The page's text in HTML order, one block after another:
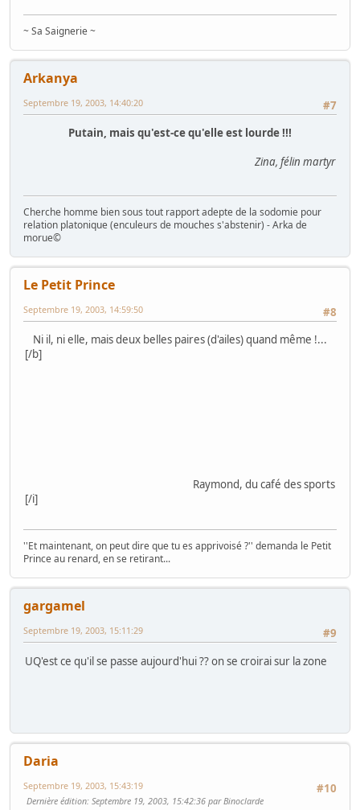
~ Sa Saignerie ~
Arkanya
#7
Septembre 19, 2003, 14:40:20
Putain, mais qu'est-ce qu'elle est lourde !!!
Zina, félin martyr
Cherche homme bien sous tout rapport adepte de la sodomie pour
relation platonique (enculeurs de mouches s'abstenir) - Arka de
morue©
Le Petit Prince
#8
Septembre 19, 2003, 14:59:50
Ni il, ni elle, mais deux belles paires (d'ailes) quand même !...
[/b]
Raymond, du café des sports
[/i]
''Et maintenant, on peut dire que tu es apprivoisé ?'' demanda le Petit
Prince au renard, en se retirant...
gargamel
#9
Septembre 19, 2003, 15:11:29
UQ'est ce qu'il se passe aujourd'hui ?? on se croirai sur la zone
Daria
#10
Septembre 19, 2003, 15:43:19
Dernière édition: Septembre 19, 2003, 15:42:36 par Binoclarde